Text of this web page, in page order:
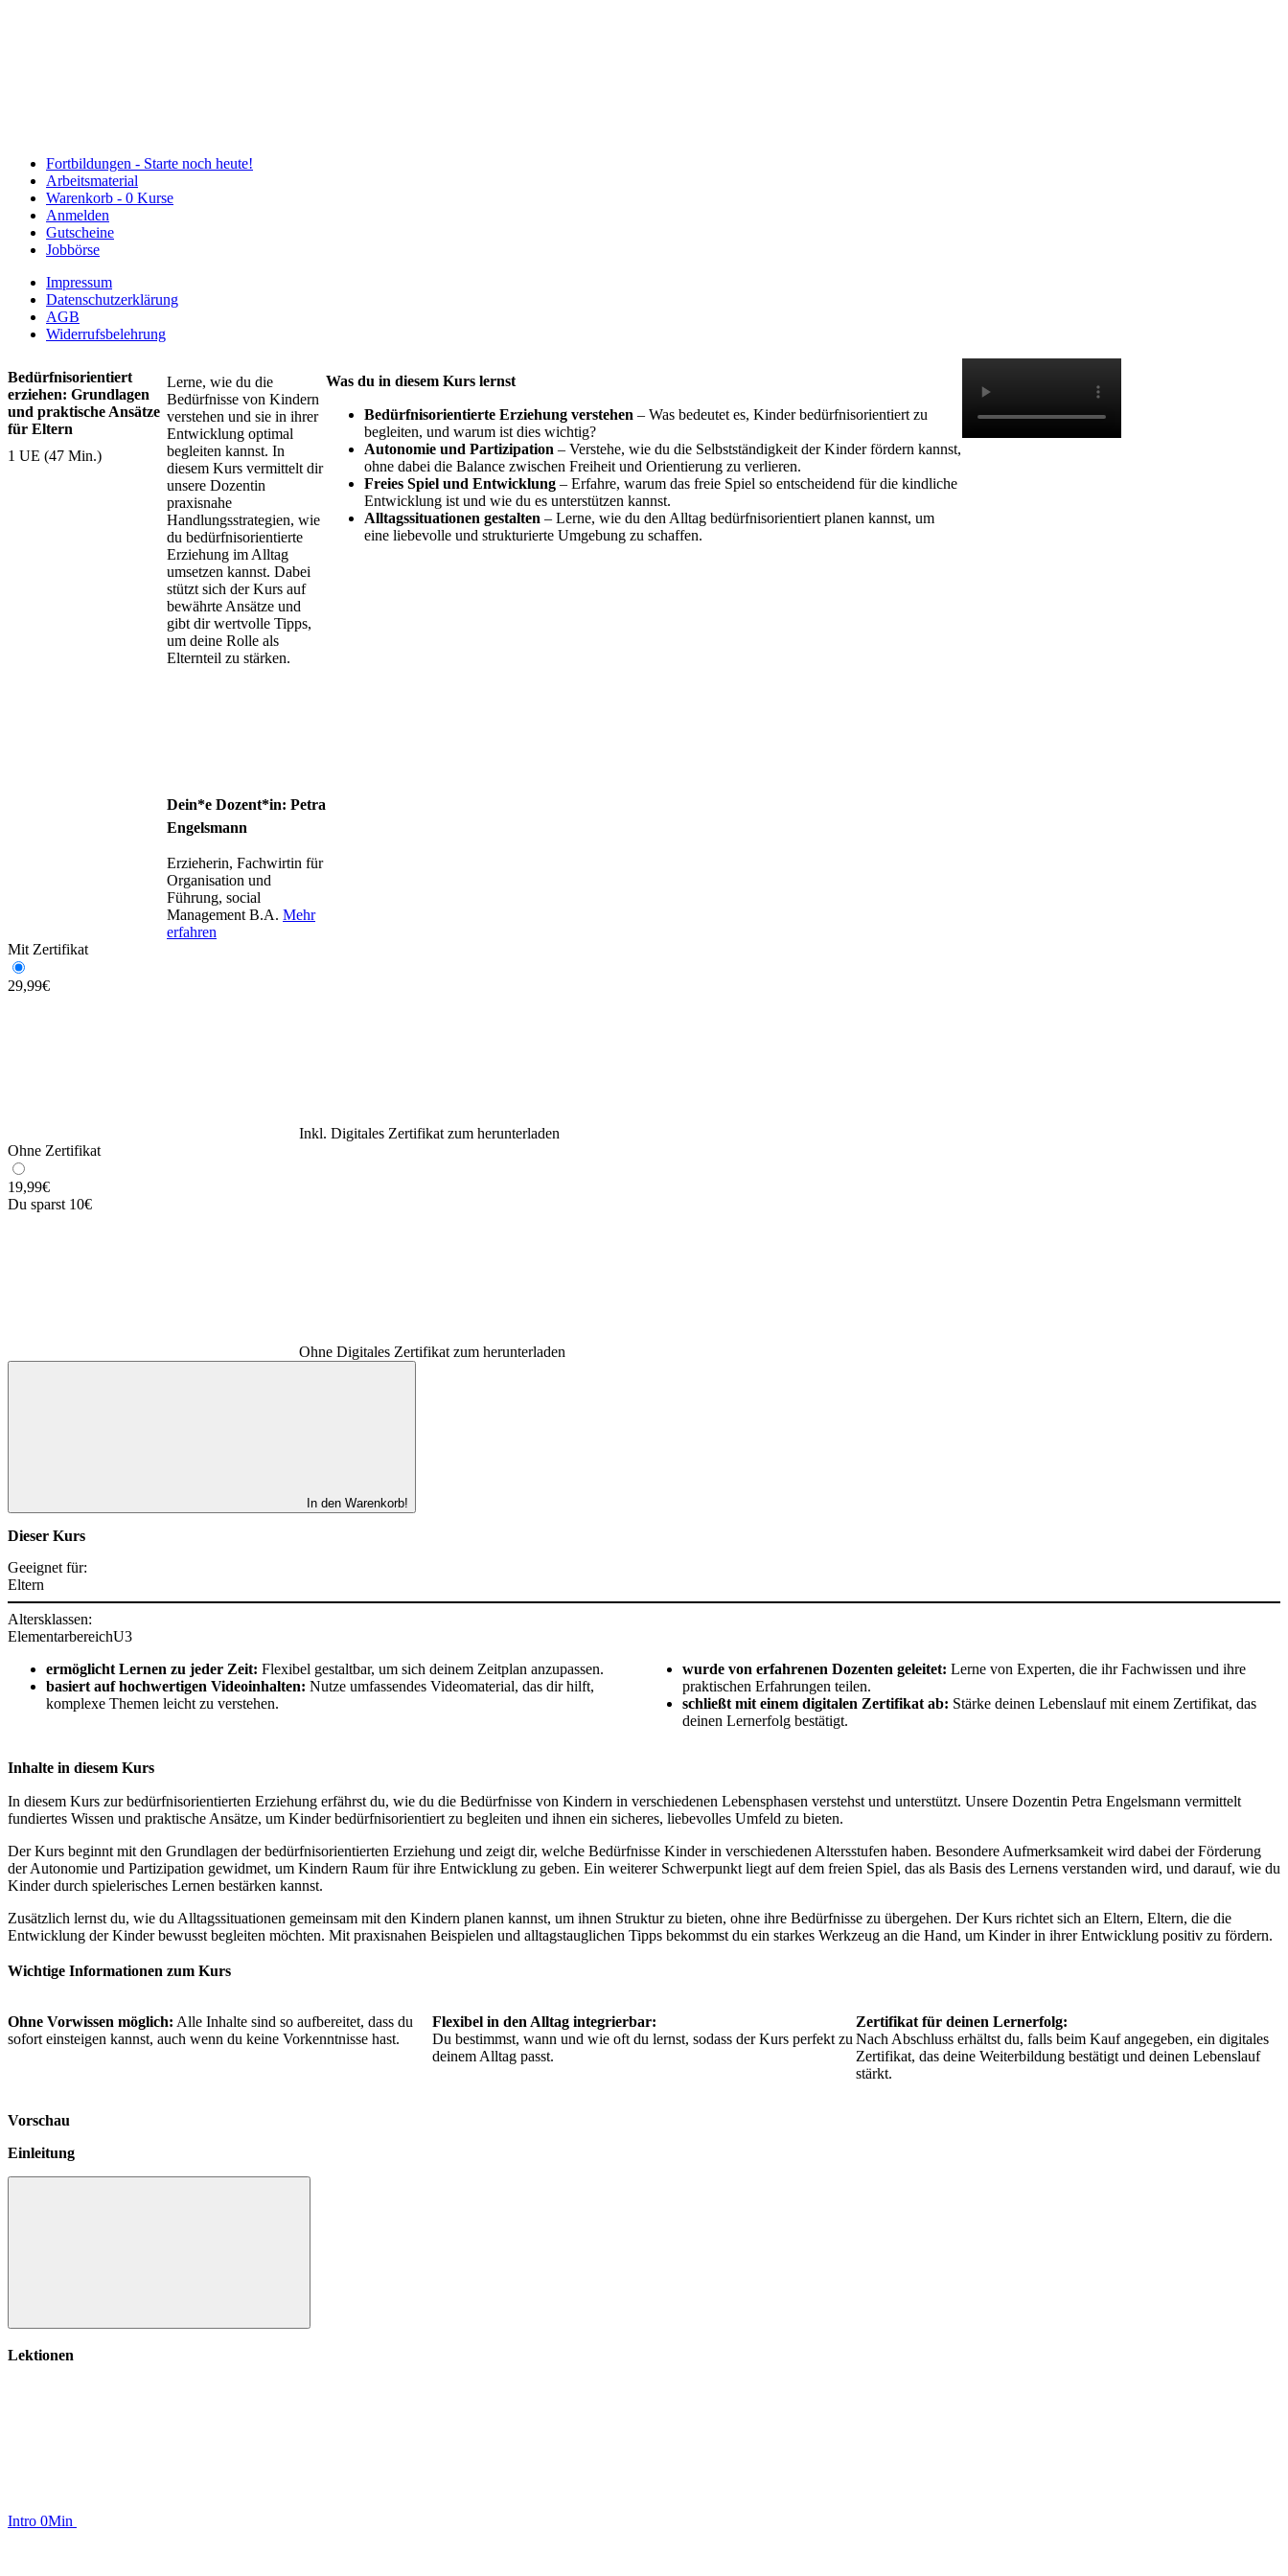
Fortbildungen - Starte noch heute!
Arbeitsmaterial
Warenkorb - 0 Kurse
Anmelden
Gutscheine
Jobbörse
Impressum
Datenschutzerklärung
AGB
Widerrufsbelehrung
Bedürfnisorientiert
erziehen: Grundlagen
und praktische Ansätze
für Eltern
1 UE (47 Min.)
Lerne, wie du die
Bedürfnisse von Kindern
verstehen und sie in ihrer
Entwicklung optimal
begleiten kannst. In
diesem Kurs vermittelt dir
unsere Dozentin
praxisnahe
Handlungsstrategien, wie
du bedürfnisorientierte
Erziehung im Alltag
umsetzen kannst. Dabei
stützt sich der Kurs auf
bewährte Ansätze und
gibt dir wertvolle Tipps,
um deine Rolle als
Elternteil zu stärken.
Dein*e Dozent*in: Petra
Engelsmann
Erzieherin, Fachwirtin für
Organisation und
Führung, social
Management B.A. Mehr
erfahren
Was du in diesem Kurs lernst
Bedürfnisorientierte Erziehung verstehen – Was bedeutet es, Kinder bedürfnisorientiert zu
begleiten, und warum ist dies wichtig?
Autonomie und Partizipation – Verstehe, wie du die Selbstständigkeit der Kinder fördern kannst,
ohne dabei die Balance zwischen Freiheit und Orientierung zu verlieren.
Freies Spiel und Entwicklung – Erfahre, warum das freie Spiel so entscheidend für die kindliche
Entwicklung ist und wie du es unterstützen kannst.
Alltagssituationen gestalten – Lerne, wie du den Alltag bedürfnisorientiert planen kannst, um
eine liebevolle und strukturierte Umgebung zu schaffen.
Mit Zertifikat
29,99€
Inkl. Digitales Zertifikat zum herunterladen
Ohne Zertifikat
19,99€
Du sparst 10€
Ohne Digitales Zertifikat zum herunterladen
In den Warenkorb!
Dieser Kurs
Geeignet für:
Eltern
Altersklassen:
ElementarbereichU3
ermöglicht Lernen zu jeder Zeit: Flexibel gestaltbar, um sich deinem Zeitplan anzupassen.
basiert auf hochwertigen Videoinhalten: Nutze umfassendes Videomaterial, das dir hilft,
komplexe Themen leicht zu verstehen.
wurde von erfahrenen Dozenten geleitet: Lerne von Experten, die ihr Fachwissen und ihre
praktischen Erfahrungen teilen.
schließt mit einem digitalen Zertifikat ab: Stärke deinen Lebenslauf mit einem Zertifikat, das
deinen Lernerfolg bestätigt.
Inhalte in diesem Kurs
In diesem Kurs zur bedürfnisorientierten Erziehung erfährst du, wie du die Bedürfnisse von Kindern in verschiedenen Lebensphasen verstehst und unterstützt. Unsere Dozentin Petra Engelsmann vermittelt
fundiertes Wissen und praktische Ansätze, um Kinder bedürfnisorientiert zu begleiten und ihnen ein sicheres, liebevolles Umfeld zu bieten.
Der Kurs beginnt mit den Grundlagen der bedürfnisorientierten Erziehung und zeigt dir, welche Bedürfnisse Kinder in verschiedenen Altersstufen haben. Besondere Aufmerksamkeit wird dabei der Förderung
der Autonomie und Partizipation gewidmet, um Kindern Raum für ihre Entwicklung zu geben. Ein weiterer Schwerpunkt liegt auf dem freien Spiel, das als Basis des Lernens verstanden wird, und darauf, wie du
Kinder durch spielerisches Lernen bestärken kannst.
Zusätzlich lernst du, wie du Alltagssituationen gemeinsam mit den Kindern planen kannst, um ihnen Struktur zu bieten, ohne ihre Bedürfnisse zu übergehen. Der Kurs richtet sich an Eltern, Eltern, die die
Entwicklung der Kinder bewusst begleiten möchten. Mit praxisnahen Beispielen und alltagstauglichen Tipps bekommst du ein starkes Werkzeug an die Hand, um Kinder in ihrer Entwicklung positiv zu fördern.
Wichtige Informationen zum Kurs
Ohne Vorwissen möglich: Alle Inhalte sind so aufbereitet, dass du
sofort einsteigen kannst, auch wenn du keine Vorkenntnisse hast.
Flexibel in den Alltag integrierbar:
Du bestimmst, wann und wie oft du lernst, sodass der Kurs perfekt zu
deinem Alltag passt.
Zertifikat für deinen Lernerfolg:
Nach Abschluss erhältst du, falls beim Kauf angegeben, ein digitales
Zertifikat, das deine Weiterbildung bestätigt und deinen Lebenslauf
stärkt.
Vorschau
Einleitung
Einleitung
Lektionen
Intro 0Min